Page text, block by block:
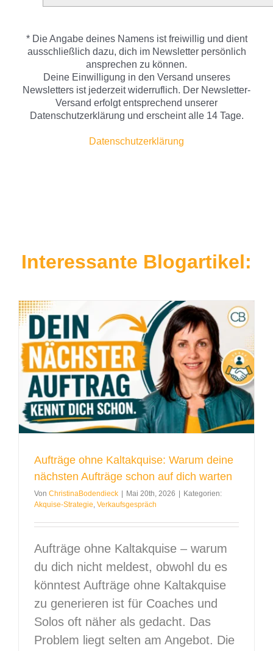
* Die Angabe deines Namens ist freiwillig und dient
ausschließlich dazu, dich im Newsletter persönlich
ansprechen zu können.
Deine Einwilligung in den Versand unseres
Newsletters ist jederzeit widerruflich. Der Newsletter-
Versand erfolgt entsprechend unserer
Datenschutzerklärung und erscheint alle 14 Tage.
Datenschutzerklärung
Interessante Blogartikel:
Aufträge ohne Kaltakquise: Warum deine
nächsten Aufträge schon auf dich warten
Von ChristinaBodendieck Mai 20th, 2026
Kategorien:
Akquise-Strategie, Verkaufsgespräch
Aufträge ohne Kaltakquise – warum
du dich nicht meldest, obwohl du es
könntest Aufträge ohne Kaltakquise
zu generieren ist für Coaches und
Solos oft näher als gedacht. Das
Problem liegt selten am Angebot. Die